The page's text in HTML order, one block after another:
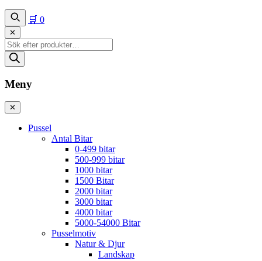
🛒 0
✕
Produktsökning
Meny
✕
Pussel
Antal Bitar
0-499 bitar
500-999 bitar
1000 bitar
1500 Bitar
2000 bitar
3000 bitar
4000 bitar
5000-54000 Bitar
Pusselmotiv
Natur & Djur
Landskap